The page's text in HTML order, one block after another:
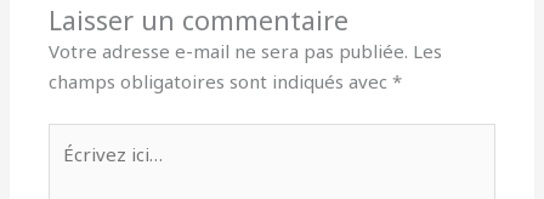
Laisser un commentaire
Votre adresse e-mail ne sera pas publiée. Les
champs obligatoires sont indiqués avec*
ici…